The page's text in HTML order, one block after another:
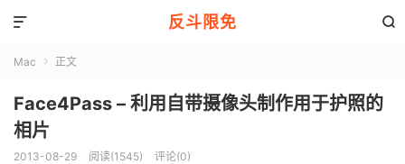
反斗限免 

Mac  正文
Face4Pass – 利用自带摄像头制作用于护照的
相片
2013-08-29 阅读(1545) 评论(0)